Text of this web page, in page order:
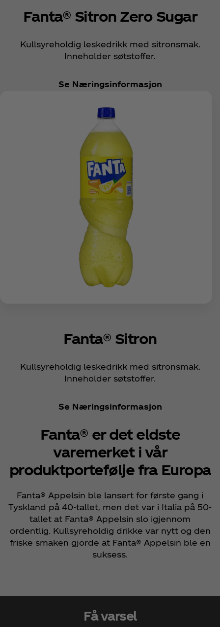
Fanta® Sitron Zero Sugar
Kullsyreholdig leskedrikk med sitronsmak.
Inneholder søtstoffer.
Se Næringsinformasjon
Fanta® Sitron
Kullsyreholdig leskedrikk med sitronsmak.
Inneholder søtstoffer.
Se Næringsinformasjon
Fanta® er det eldste
varemerket i vår
produktportefølje fra Europa
Fanta® Appelsin ble lansert for første gang i
Tyskland på 40-tallet, men det var i Italia på 50-
tallet at Fanta® Appelsin slo igjennom
ordentlig. Kullsyreholdig drikke var nytt og den
friske smaken gjorde at Fanta® Appelsin ble en
suksess.
Få varsel